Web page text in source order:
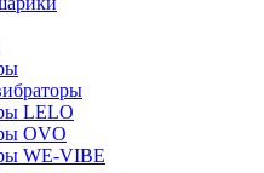
LELO
OVO
WE-VIBE